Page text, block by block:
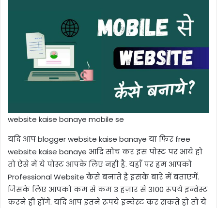
website kaise banaye mobile se
यदि आप blogger website kaise banaye या फिर free
website kaise banaye आदि सोच कर इस पोस्ट पर आये हो
तो ऐसे में ये पोस्ट आपके लिए नही है. यहाँ पर हम आपको
Professional Website कैसे बनाते है इसके बारे में बताएगें.
जिसके लिए आपको कम से कम 3 हज़ार से 3100 रूपये इन्वेस्ट
करने ही होंगे. यदि आप इतने रूपये इन्वेस्ट कर सकते हो तो ये